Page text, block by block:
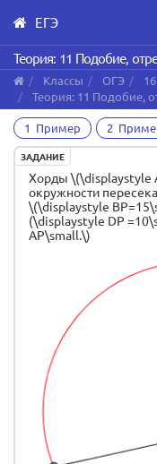
Skip
to
main
content
ЕГЭ
Теория: 11 Подобие,
Классы ОГЭ
Теория: 11 Подобие,
1 Пример 2
ЗАДАНИЕ
Хорды \(\displaystyle
окружности
\(\displaystyle
(\displaystyle DP
AP\small.\)